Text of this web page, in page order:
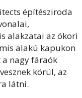
építésziroda
alakzatai az ókori
alakú kapukon
nagy fáraók
körül, az
látni.